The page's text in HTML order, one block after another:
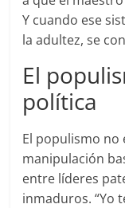
Y cuando ese
la adultez, se
El
política
El populismo no
manipulación
entre líderes
inmaduros. “Yo